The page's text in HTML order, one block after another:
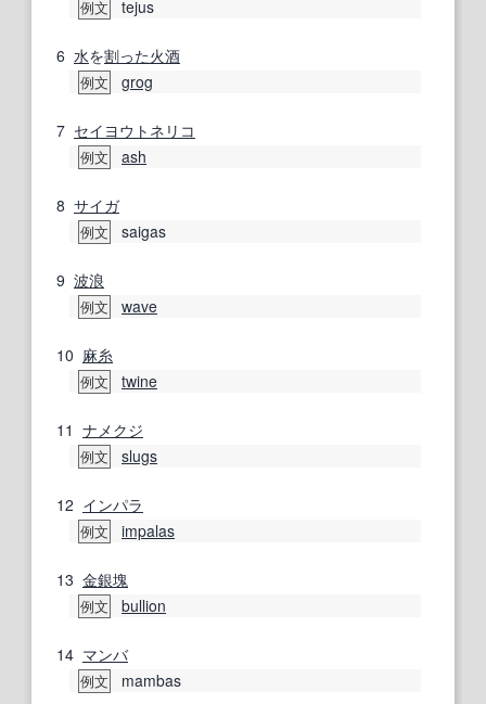
例文 tejus
6 水を割った火酒
例文 grog
7 セイヨウトネリコ
例文 ash
8 サイガ
例文 saigas
9 波浪
例文 wave
10 麻糸
例文 twine
11 ナメクジ
例文 slugs
12 インパラ
例文 impalas
13 金銀塊
例文 bullion
14 マンバ
例文 mambas